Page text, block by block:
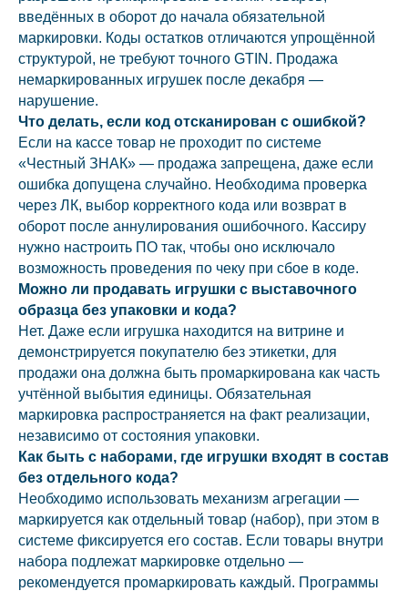
введённых в оборот до начала обязательной
маркировки. Коды остатков отличаются упрощённой
структурой, не требуют точного GTIN. Продажа
немаркированных игрушек после декабря —
нарушение.
Что делать, если код отсканирован с ошибкой?
Если на кассе товар не проходит по системе
«Честный ЗНАК» — продажа запрещена, даже если
ошибка допущена случайно. Необходима проверка
через ЛК, выбор корректного кода или возврат в
оборот после аннулирования ошибочного. Кассиру
нужно настроить ПО так, чтобы оно исключало
возможность проведения по чеку при сбое в коде.
Можно ли продавать игрушки с выставочного
образца без упаковки и кода?
Нет. Даже если игрушка находится на витрине и
демонстрируется покупателю без этикетки, для
продажи она должна быть промаркирована как часть
учтённой выбытия единицы. Обязательная
маркировка распространяется на факт реализации,
независимо от состояния упаковки.
Как быть с наборами, где игрушки входят в состав
без отдельного кода?
Необходимо использовать механизм агрегации —
маркируется как отдельный товар (набор), при этом в
системе фиксируется его состав. Если товары внутри
набора подлежат маркировке отдельно —
рекомендуется промаркировать каждый. Программы